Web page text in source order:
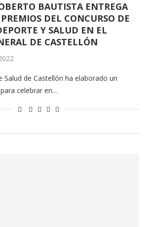
BAUTISTA ENTREGA
DEL CONCURSO DE
Y SALUD EN EL
DE CASTELLÓN
Salud de Castellón ha elaborado un
celebrar en…